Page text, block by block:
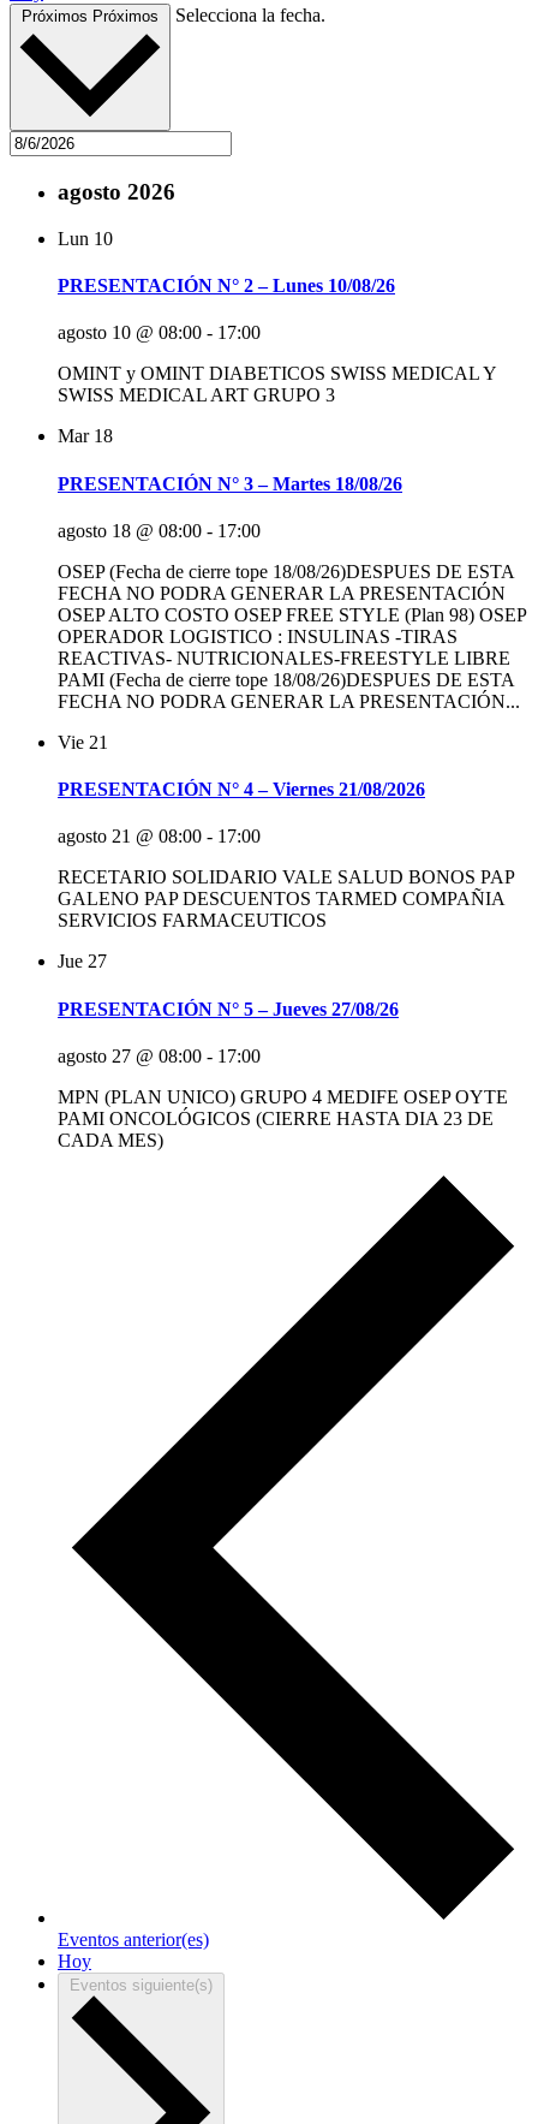
Próximos Próximos Selecciona la fecha.
agosto 2026
Lun 10
PRESENTACIÓN N° 2 – Lunes 10/08/26
agosto 10 @ 08:00 - 17:00
OMINT y OMINT DIABETICOS SWISS MEDICAL Y
SWISS MEDICAL ART GRUPO 3
Mar 18
PRESENTACIÓN N° 3 – Martes 18/08/26
agosto 18 @ 08:00 - 17:00
OSEP (Fecha de cierre tope 18/08/26)DESPUES DE ESTA
FECHA NO PODRA GENERAR LA PRESENTACIÓN
OSEP ALTO COSTO OSEP FREE STYLE (Plan 98) OSEP
OPERADOR LOGISTICO : INSULINAS -TIRAS
REACTIVAS- NUTRICIONALES-FREESTYLE LIBRE
PAMI (Fecha de cierre tope 18/08/26)DESPUES DE ESTA
FECHA NO PODRA GENERAR LA PRESENTACIÓN...
Vie 21
PRESENTACIÓN N° 4 – Viernes 21/08/2026
agosto 21 @ 08:00 - 17:00
RECETARIO SOLIDARIO VALE SALUD BONOS PAP
GALENO PAP DESCUENTOS TARMED COMPAÑIA
SERVICIOS FARMACEUTICOS
Jue 27
PRESENTACIÓN N° 5 – Jueves 27/08/26
agosto 27 @ 08:00 - 17:00
MPN (PLAN UNICO) GRUPO 4 MEDIFE OSEP OYTE
PAMI ONCOLÓGICOS (CIERRE HASTA DIA 23 DE
CADA MES)
Eventos anterior(es)
Hoy
Eventos siguiente(s)